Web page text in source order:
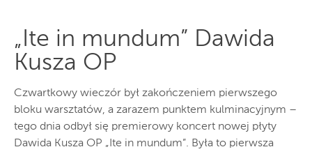
„Ite in mundum” Dawida
Kusza OP
Czwartkowy wieczór był zakończeniem pierwszego
bloku warsztatów, a zarazem punktem kulminacyjnym –
tego dnia odbył się premierowy koncert nowej płyty
Dawida Kusza OP „Ite in mundum”. Była to pierwsza